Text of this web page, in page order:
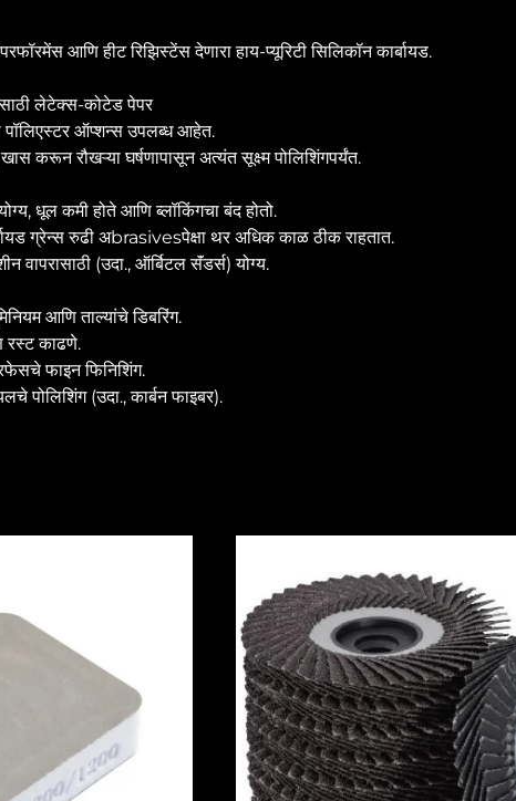
आणि हीट रिझिस्टेंस देणारा हाय-प्यूरिटी सिलिकॉन कार्बायड.
लेटेक्स-कोटेड पेपर
पॉलिएस्टर ऑप्शन्स उपलब्ध आहेत.
रौखऱ्या घर्षणापासून अत्यंत सूक्ष्म पोलिशिंगपर्यंत.
धूल कमी होते आणि ब्लॉकिंगचा बंद होतो.
ग्रेन्स रुढी अbrasivesपेक्षा थर अधिक काळ ठीक राहतात.
वापरासाठी (उदा., ऑर्बिटल सॅंडर्स) योग्य.
आणि ताल्यांचे डिबरिंग.
रस्ट काढणे.
फाइन फिनिशिंग.
पोलिशिंग (उदा., कार्बन फाइबर).